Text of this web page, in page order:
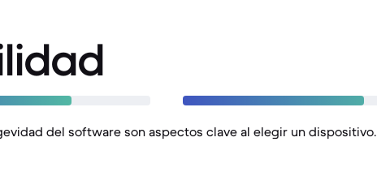
del software son aspectos clave al elegir un dispositivo.